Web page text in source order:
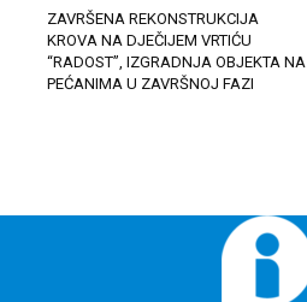
ZAVRŠENA REKONSTRUKCIJA
KROVA NA DJEČIJEM VRTIĆU
“RADOST”, IZGRADNJA OBJEKTA NA
PEĆANIMA U ZAVRŠNOJ FAZI